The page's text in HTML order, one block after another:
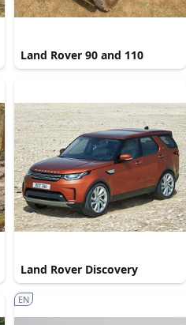
Land Rover 90 and 110
Land Rover Discovery
EN